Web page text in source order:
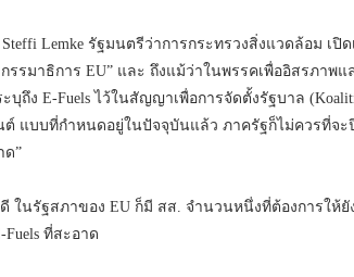
Lemke รัฐมนตรีว่าการกระทรวงสิ่งแวดล้อม เ
รมาธิการ EU” และ ถึงแม้ว่าในพรรคเพื่ออิสรภาพแล
บุถึง E-Fuels ไว้ในสัญญาเพื่อการจัดตั้งรัฐบาล
ต์ แบบที่กำหนดอยู่ในปัจจุบันแล้ว ภาครัฐก็ไม่ควรที่จ
ด”
ดี ในรัฐสภาของ EU ก็มี สส. จำนวนหนึ่งที่ต้องการให้
Fuels ที่สะอาด